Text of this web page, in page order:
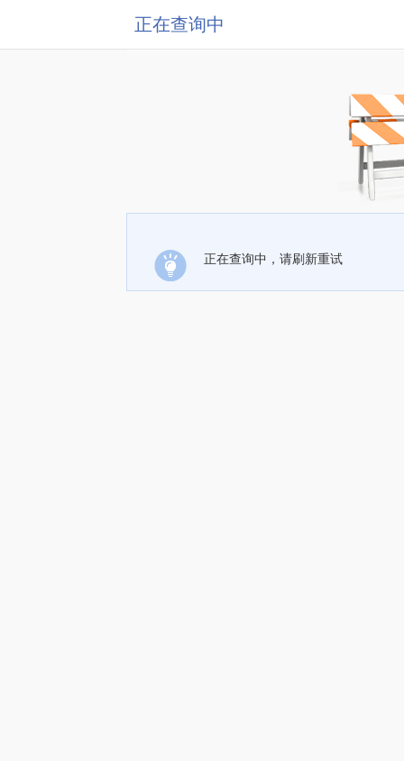
正在查询中
正在查询中，请刷新重试